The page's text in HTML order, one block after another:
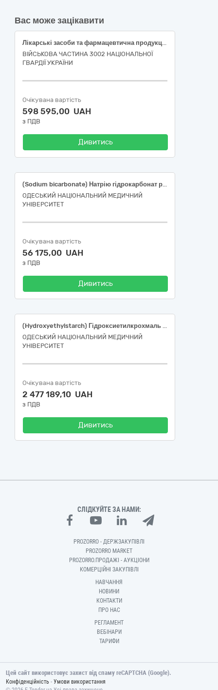
Вас може зацікавити
Лікарські засоби та фармацевтична продукція
ВІЙСЬКОВА ЧАСТИНА 3002 НАЦІОНАЛЬНОЇ
ГВАРДІЇ УКРАЇНИ
Очікувана вартість
598 595,00 UAH
з ПДВ
Дивитись
(Sodium bicarbonate) Натрію гідрокарбонат розчин для інфузій 42 мг/мл 200 мл
ОДЕСЬКИЙ НАЦІОНАЛЬНИЙ МЕДИЧНИЙ
УНІВЕРСИТЕТ
Очікувана вартість
56 175,00 UAH
з ПДВ
Дивитись
(Hydroxyethylstarch) Гідроксиетилкрохмаль (середня молекулярна маса 200000), 6 %, по 200 мл; (Glucose) Глюкози розчин для інфузій 5 % по 200 мл; (Glucose) Глюкози розчин для інфузій 5 % по 400 мл; (Electrolytes) Електроліти та комбінації, розчин для інфузій по 500 мл; (Mannitol) Маніт розчин для інфузій 150 мг/мл 200 мл; (Sodium chloride) Натрію хлорид, розчин для інфузій 9 мг/мл 100 мл; (Sodium chloride) Натрію хлорид, розчин для інфузій 9 мг/мл 1000 мл; (Sodium chloride) Натрію хлорид, розчин для інфузій 9 мг/мл 200 мл; (Sodium chloride) Натрію хлорид, розчин для інфузій 9 мг/мл 3000 мл; (Sodium chloride) Натрію хлорид, розчин для інфузій 9 мг/мл 400 мл; (Paracetamol) Парацетамол розчин для інфузій 10 мг/мл 100 мл; (Electrolytes) Рінгера Лактат розчин для інфузій по 200 мл; (Electrolytes) Рінгера розчин для інфузій по 200 мл; (Electrolytes) Рінгера розчин для інфузій по 400 мл; (Potassium chloride) Калію хлорид розчин для інфузій / концентрат для розчину для інфузій 75 мг/мл по 20 мл; (Ofloxacin) Офлоксацин, розчин для інфузій, 2 мг/мл, по 100 мл; (Moxifloxacin) Моксифлоксацин розчин для інфузій, 400 мг/250 мл, по 250 мл; (Ciprofloxacin) Ципрофлоксацин розчин для інфузій, 2 мг/мл по 100 мл)
ОДЕСЬКИЙ НАЦІОНАЛЬНИЙ МЕДИЧНИЙ
УНІВЕРСИТЕТ
Очікувана вартість
2 477 189,10 UAH
з ПДВ
Дивитись
СЛІДКУЙТЕ ЗА НАМИ:
PROZORRO - ДЕРЖЗАКУПІВЛІ
PROZORRO MARKET
PROZORRO.ПРОДАЖІ - АУКЦІОНИ
КОМЕРЦІЙНІ ЗАКУПІВЛІ
НАВЧАННЯ
НОВИНИ
КОНТАКТИ
ПРО НАС
РЕГЛАМЕНТ
ВЕБІНАРИ
ТАРИФИ
Цей сайт використовує захист від спаму reCAPTCHA (Google).
Конфіденційність - Умови використання